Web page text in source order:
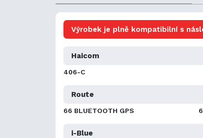
Výrobek je plně kompatibilní s
Haicom
406-C
Route
66 BLUETOOTH GPS
i-Blue